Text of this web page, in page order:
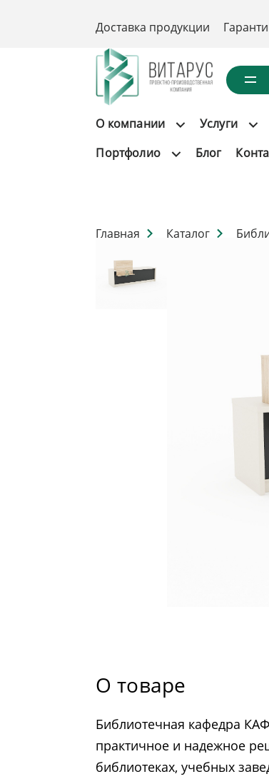
Доставка продукции
О компании Услуги
Портфолио
Блог
Главная Каталог
О товаре
Библиотечная кафедра
практичное и надежное
библиотеках, учебных